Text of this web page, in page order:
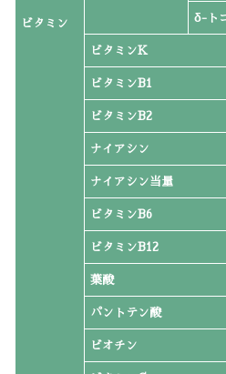
ビタミン δ-ト
ビタミンK
ビタミンB1
ビタミンB2
ナイアシン
ナイアシン当量
ビタミンB6
ビタミンB12
葉酸
パントテン酸
ビオチン